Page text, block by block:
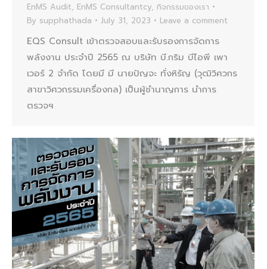
EnMS Audit, EnMS Consultantcy, กิจกรรมของเรา
By supphathada July 31, 2023 Leave a comment
EQS Consult เข้าตรวจสอบและรับรองการจัดการ
พลังงาน ประจำปี 2565 ณ บริษัท บี.กริม บีไอพี เพา
เวอร์ 2 จำกัด โดยมี มี นายปัญจะ ทั่งหิรัญ (วุฒิวิศวกร
สาขาวิศวกรรมเครื่องกล) เป็นผู้ชำนาญการ นำการ
ตรวจฯ